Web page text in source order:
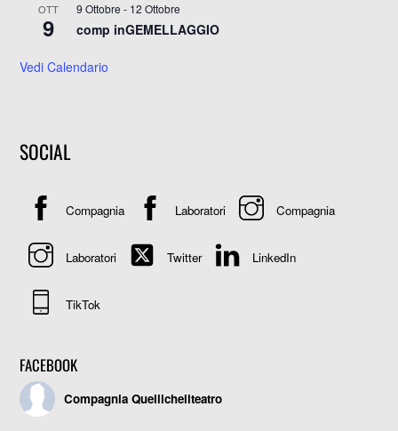
OTT
9
9 Ottobre - 12 Ottobre
comp inGEMELLAGGIO
Vedi Calendario
SOCIAL
Compagnia Laboratori Compagnia
Laboratori Twitter LinkedIn
TikTok
FACEBOOK
Compagnia Quellicheilteatro